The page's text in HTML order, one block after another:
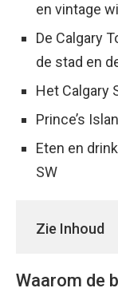
en vintage
De Calgary
de stad en
Het Calgary
Prince’s
Eten en
SW
Zie Inhoud
Waarom de